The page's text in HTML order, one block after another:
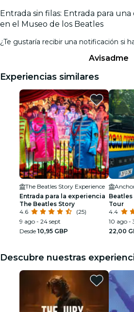
Entrada sin filas: Entrada para
en el Museo de los Beatles
¿Te gustaría recibir una notificación si
Avisadme
Experiencias similares
The Beatles Story Experience
Entrada para la experiencia
The Beatles Story
4.6
(25)
9 ago - 24 sept
Desde 10,95 GBP
Tour
4.4
10 ago -
22,00
Descubre nuestras